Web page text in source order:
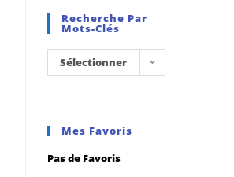
Recherche Par
Mots-Clés
Sélectionner
Mes Favoris
Pas de Favoris